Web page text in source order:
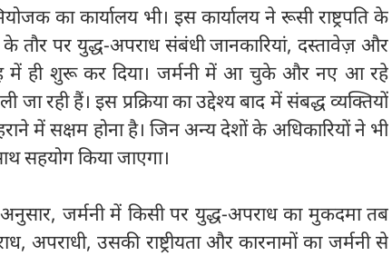
का कार्यालय भी। इस कार्यालय ने रूसी राष्ट्रपति के
तौर पर युद्ध-अपराध संबंधी जानकारियां, दस्तावेज़ और
में ही शुरू कर दिया। जर्मनी में आ चुके और नए आ रहे
जा रही हैं। इस प्रक्रिया का उद्देश्य बाद में संबद्ध व्यक्तियों
में सक्षम होना है। जिन अन्य देशों के अधिकारियों ने भी
सहयोग किया जाएगा।
अनुसार, जर्मनी में किसी पर युद्ध-अपराध का मुकदमा तब
अपराधी, उसकी राष्ट्रीयता और कारनामों का जर्मनी से